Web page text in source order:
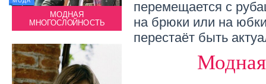
МОДНАЯ
МНОГОСЛОЙНОСТЬ
МОДНАЯ МУЖСКАЯ ОБУВЬ
ДЛЯ ЛЕТА И ЗИМЫ 2014
перемещается с
на брюки или на
перестаёт быть